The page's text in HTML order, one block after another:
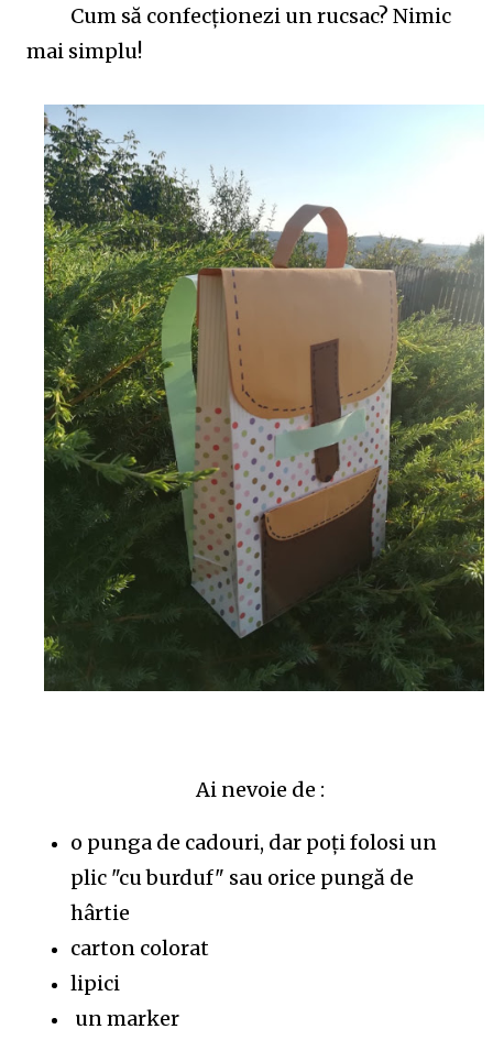
398/ 💥Schita lectiei:: https://www.didactic.ro/materiale-
didactice/iancu-de-hunedoara-schita-lectiei-2 💥Jocuri
pe wordwall: quiz etichete Mult succes! Ilona
Cum să confecţionezi un rucsac? Nimic
mai simplu!
Ai nevoie de :
o punga de cadouri, dar poţi folosi un
plic "cu burduf" sau orice pungă de
hârtie
carton colorat
lipici
un marker